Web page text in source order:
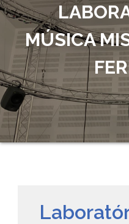
MÚSICA